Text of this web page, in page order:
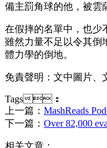
備主罰角球的他，
在假摔的名單中，也
雖然力量不足以令其倒地
體力學的倒地。
免責聲明 ：文中圖片
Tags：
上一篇： MashReads
下一篇： Over 82,000
相关文章：